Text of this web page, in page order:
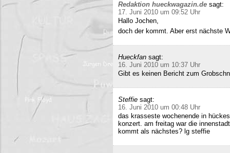
Redaktion hueckwagazin.de sagt:
17. Juni 2010 um 09:52 Uhr
Hallo Jochen,
doch der kommt. Aber erst nächste
Hueckfan sagt:
16. Juni 2010 um 10:37 Uhr
Gibt es keinen Bericht zum
Steffie sagt:
16. Juni 2010 um 00:48 Uhr
das krasseste wochenende in
konzert. am freitag war die
kommt als nächstes? lg steffie